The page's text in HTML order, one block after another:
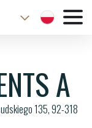
A
135, 92-318